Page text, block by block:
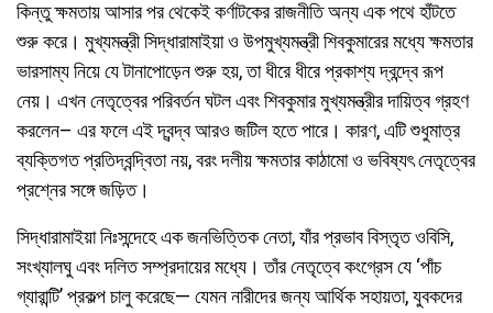
কিন্তু ক্ষমতায় আসার পর থেকেই কর্ণাটকের রাজনীতি অন্য এক পথে হাঁটতে
শুরু করে। মুখ্যমন্ত্রী সিদ্ধারামাইয়া ও উপমুখ্যমন্ত্রী শিবকুমারের মধ্যে ক্ষমতার
ভারসাম্য নিয়ে যে টানাপোড়েন শুরু হয়, তা ধীরে ধীরে প্রকাশ্য দ্বন্দ্বে রূপ
নেয়। এখন নেতৃত্বের পরিবর্তন ঘটল এবং শিবকুমার মুখ্যমন্ত্রীর দায়িত্ব গ্রহণ
করলেন– এর ফলে এই দ্বন্দ্ব আরও জটিল হতে পারে। কারণ, এটি শুধুমাত্র
ব্যক্তিগত প্রতিদ্বন্দ্বিতা নয়, বরং দলীয় ক্ষমতার কাঠামো ও ভবিষ্যৎ নেতৃত্বের
প্রশ্নের সঙ্গে জড়িত।
সিদ্ধারামাইয়া নিঃসন্দেহে এক জনভিত্তিক নেতা, যাঁর প্রভাব বিস্তৃত ওবিসি,
সংখ্যালঘু এবং দলিত সম্প্রদায়ের মধ্যে। তাঁর নেতৃত্বে কংগ্রেস যে ‘পাঁচ
গ্যারান্টি’ প্রকল্প চালু করেছে— যেমন নারীদের জন্য আর্থিক সহায়তা, যুবকদের